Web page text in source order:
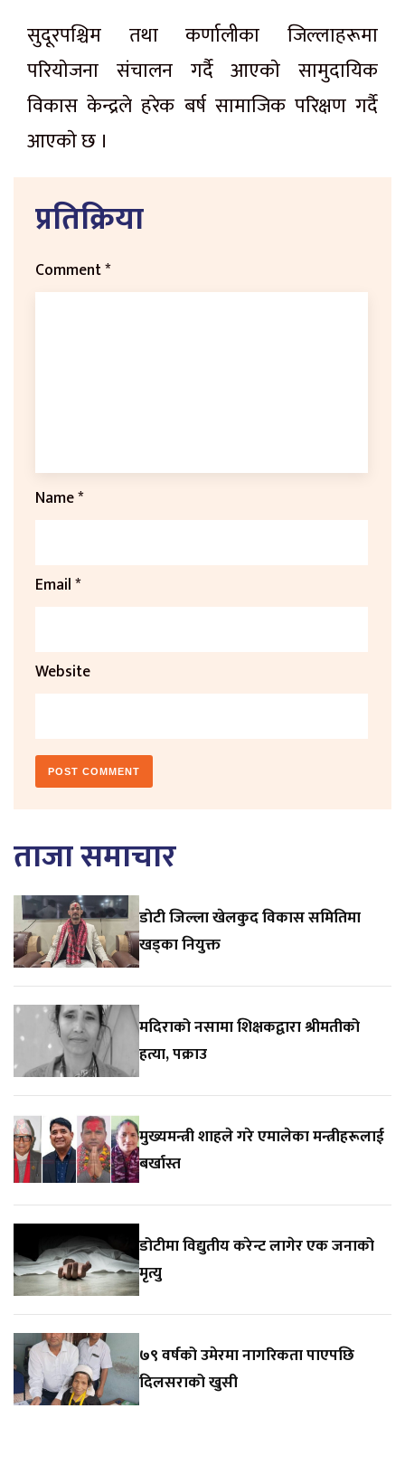
सुदूरपश्चिम तथा कर्णालीका जिल्लाहरूमा
परियाेजना संचालन गर्दै आएकाे सामुदायिक
विकास केन्द्रले हरेक बर्ष सामाजिक परिक्षण गर्दै
आएकाे छ ।
प्रतिक्रिया
Comment*
Name*
Email*
Website
ताजा समाचार
डाेटी जिल्ला खेलकुद विकास समितिमा
खड्का नियुक्त
मदिराको नसामा शिक्षकद्वारा श्रीमतीको
हत्या, पक्राउ
मुख्यमन्त्री शाहले गरे एमालेका मन्त्रीहरूलाई
बर्खास्त
डोटीमा विद्युतीय करेन्ट लागेर एक जनाको
मृत्यु
७९ वर्षको उमेरमा नागरिकता पाएपछि
दिलसराको खुसी